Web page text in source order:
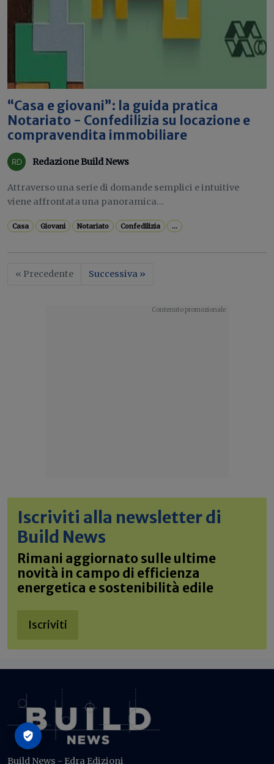
“Casa e giovani”: la guida pratica
Notariato - Confedilizia su locazione e
compravendita immobiliare
Redazione Build News
Attraverso una serie di domande semplici e intuitive
viene affrontata una panoramica...
Casa Giovani Notariato Confedilizia ...
« Precedente Successiva »
Iscriviti alla newsletter di
Build News
Rimani aggiornato sulle ultime
novità in campo di efficienza
energetica e sostenibilità edile
Iscriviti
Build News - Edra Edizioni